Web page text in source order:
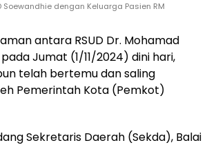
dengan Keluarga Pasien RM
antara RSUD Dr. Mohamad
Jumat (1/11/2024) dini hari,
telah bertemu dan saling
Pemerintah Kota (Pemkot)
Sekretaris Daerah (Sekda), Balai